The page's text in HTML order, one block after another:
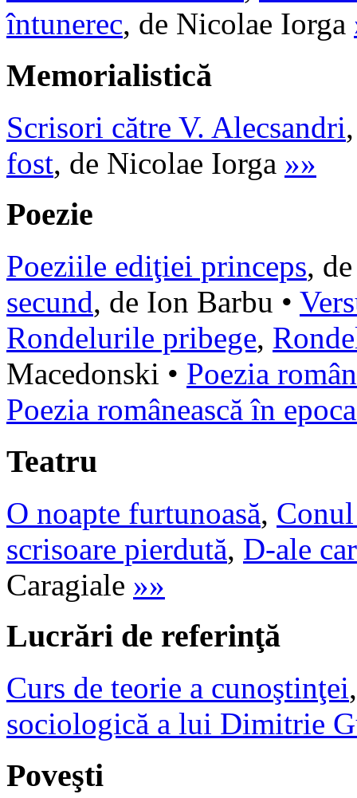
întunerec, de Nicolae Iorga
Memorialistică
Scrisori către V. Alecsandri
fost, de Nicolae Iorga »»
Poezie
Poeziile ediţiei princeps,
secund, de Ion Barbu •
Rondelurile pribege,
Macedonski • Poezia
Poezia românească în
Teatru
O noapte furtunoasă,
scrisoare pierdută, D-ale
Caragiale »»
Lucrări de referinţă
Curs de teorie a cunoştinţei
sociologică a lui Dimitrie
Poveşti